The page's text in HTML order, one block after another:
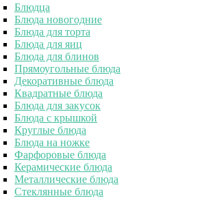
Блюдца
Блюда новогодние
Блюда для торта
Блюда для яиц
Блюда для блинов
Прямоугольные блюда
Декоративные блюда
Квадратные блюда
Блюда для закусок
Блюда с крышкой
Круглые блюда
Блюда на ножке
Фарфоровые блюда
Керамические блюда
Металлические блюда
Стеклянные блюда